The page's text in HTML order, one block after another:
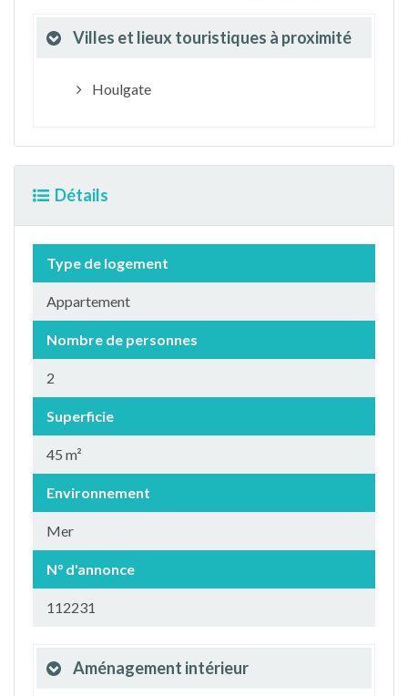
Villes et lieux touristiques à proximité
Houlgate
Détails
Type de logement
Appartement
Nombre de personnes
2
Superficie
45 m²
Environnement
Mer
N° d'annonce
112231
Aménagement intérieur